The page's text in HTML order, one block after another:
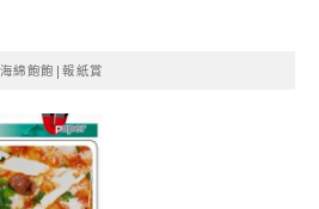
海綿飽飽|報紙賞